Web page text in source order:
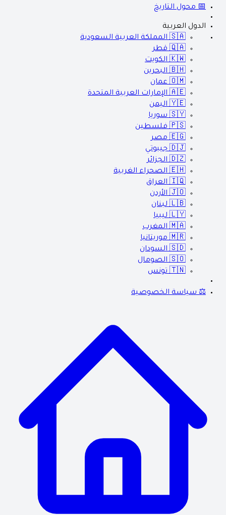
📅 محول التاريخ
الدول العربية
🇸🇦 المملكة العربية السعودية
🇶🇦 قطر
🇰🇼 الكويت
🇧🇭 البحرين
🇴🇲 عمان
🇦🇪 الإمارات العربية المتحدة
🇾🇪 اليمن
🇸🇾 سوريا
🇵🇸 فلسطين
🇪🇬 مصر
🇩🇯 جيبوتي
🇩🇿 الجزائر
🇪🇭 الصحراء الغربية
🇮🇶 العراق
🇯🇴 الأردن
🇱🇧 لبنان
🇱🇾 ليبيا
🇲🇦 المغرب
🇲🇷 موريتانيا
🇸🇩 السودان
🇸🇴 الصومال
🇹🇳 تونس
⚖️ سياسة الخصوصية